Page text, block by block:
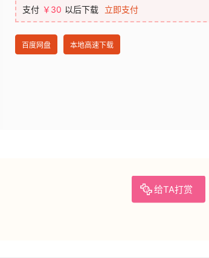
支付 ￥30 以后下载 立即支付
百度网盘 本地高速下载
给TA打赏